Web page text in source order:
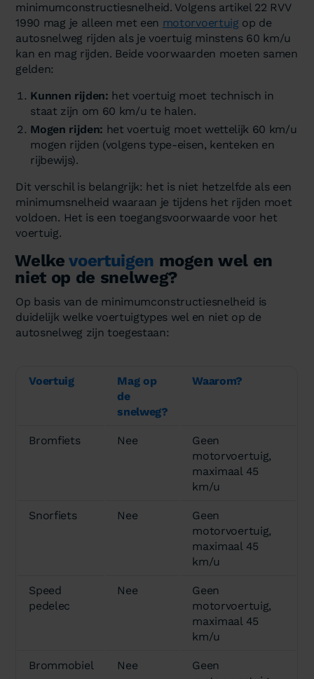
minimumconstructiesnelheid. Volgens artikel 22 RVV
1990 mag je alleen met een motorvoertuig op de
autosnelweg rijden als je voertuig minstens 60 km/u
kan en mag rijden. Beide voorwaarden moeten samen
gelden:
Kunnen rijden: het voertuig moet technisch in
staat zijn om 60 km/u te halen.
Mogen rijden: het voertuig moet wettelijk 60 km/u
mogen rijden (volgens type-eisen, kenteken en
rijbewijs).
Dit verschil is belangrijk: het is niet hetzelfde als een
minimumsnelheid waaraan je tijdens het rijden moet
voldoen. Het is een toegangsvoorwaarde voor het
voertuig.
Welkevoertuigen mogen wel en
niet op de snelweg?
Op basis van de minimumconstructiesnelheid is
duidelijk welke voertuigtypes wel en niet op de
autosnelweg zijn toegestaan:
Voertuig
Mag op
de
snelweg?
Waarom?
Bromfiets Nee
Geen
motorvoertuig,
maximaal 45
km/u
Snorfiets Nee
Geen
motorvoertuig,
maximaal 45
km/u
Speed
pedelec
Nee
Geen
motorvoertuig,
maximaal 45
km/u
Brommobiel Nee
Geen